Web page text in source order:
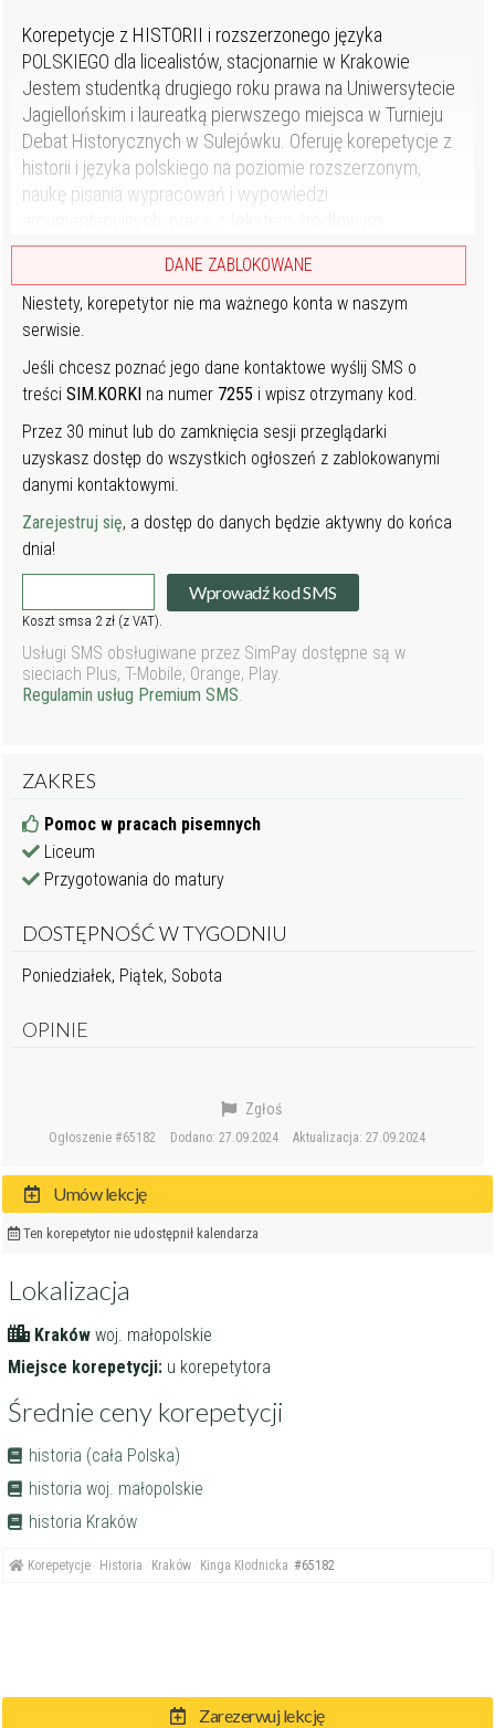
Zarezerwuj lekcję
Korepetycje z HISTORII i rozszerzonego języka
POLSKIEGO dla licealistów, stacjonarnie w Krakowie
Jestem studentką drugiego roku prawa na Uniwersytecie
Jagiellońskim i laureatką pierwszego miejsca w Turnieju
Debat Historycznych w Sulejówku. Oferuję korepetycje z
historii i języka polskiego na poziomie rozszerzonym,
naukę pisania wypracowań i wypowiedzi
DANE ZABLOKOWANE
Niestety, korepetytor nie ma ważnego konta w naszym
serwisie.
Jeśli chcesz poznać jego dane kontaktowe wyślij SMS o
treściSIM.KORKI na numer 7255 i wpisz otrzymany kod.
Przez 30 minut lub do zamknięcia sesji przeglądarki
uzyskasz dostęp do wszystkich ogłoszeń z zablokowanymi
danymi kontaktowymi.
Zarejestruj się, a dostęp do danych będzie aktywny do końca
dnia!
Wprowadź kod SMS
Koszt smsa 2 zł (z VAT).
Usługi SMS obsługiwane przez SimPay dostępne są w
sieciach Plus, T-Mobile, Orange, Play.
Regulamin usług Premium SMS.
ZAKRES
Pomoc w pracach pisemnych
Liceum
Przygotowania do matury
DOSTĘPNOŚĆ W TYGODNIU
Poniedziałek, Piątek, Sobota
OPINIE
Ogłoszenie #65182 Dodano: 27.09.2024 Aktualizacja: 27.09.2024
Zgłoś
Umów lekcję
Ten korepetytor nie udostępnił kalendarza
Lokalizacja
Kraków woj. małopolskie
Miejsce korepetycji: u korepetytora
Średnie ceny korepetycji
historia (cała Polska)
historia woj. małopolskie
historia Kraków
Korepetycje Historia Kraków Kinga Kłodnicka #65182